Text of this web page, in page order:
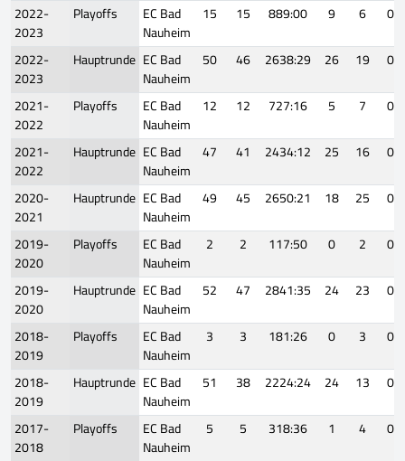
2022-
2023
Playoffs
EC Bad
Nauheim
15 15 889:00 9 6
0
2022-
2023
Hauptrunde EC Bad
Nauheim
50 46 2638:29 26 19
0
2021-
2022
Playoffs
EC Bad
Nauheim
12 12 727:16 5 7
0
2021-
2022
Hauptrunde EC Bad
Nauheim
47 41 2434:12 25 16
0
2020-
2021
Hauptrunde EC Bad
Nauheim
49 45 2650:21 18 25
0
2019-
2020
Playoffs
EC Bad
Nauheim
2 2 117:50 0 2
0
2019-
2020
Hauptrunde EC Bad
Nauheim
52 47 2841:35 24 23
0
2018-
2019
Playoffs
EC Bad
Nauheim
3 3 181:26 0 3
0
2018-
2019
Hauptrunde EC Bad
Nauheim
51 38 2224:24 24 13
0
2017-
2018
Playoffs
EC Bad
Nauheim
5 5 318:36 1 4
0